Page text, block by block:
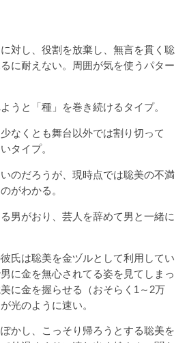
対し、役割を放棄し、無言を貫く聡
に耐えない。周囲が気を使うパター
うと「種」を巻き続けるタイプ。
なくとも舞台以外では割り切って
タイプ。
のだろうが、現時点では聡美の不満
がわかる。
男がおり、芸人を辞めて男と一緒に
氏は聡美を金ヅルとして利用してい
に金を無心されてる姿を見てしまっ
に金を握らせる（おそらく1～2万
光のように速い。
かし、こっそり帰ろうとする聡美を